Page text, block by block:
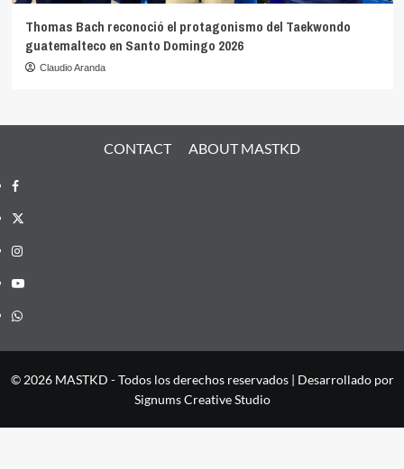
Thomas Bach reconoció el protagonismo del Taekwondo
guatemalteco en Santo Domingo 2026
Claudio Aranda
CONTACT ABOUT MASTKD
Facebook
X
Instagram
YouTube
Whatsapp